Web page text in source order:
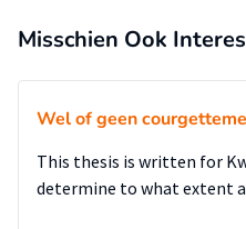
Misschien Ook
Wel of geen
This thesis is written for
determine to what extent